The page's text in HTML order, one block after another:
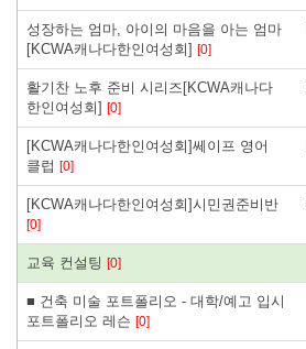
성장하는 엄마, 아이의 마음을 아는 엄마
[KCWA캐나다한인여성회] [0]
활기찬 노후 준비 시리즈[KCWA캐나다
한인여성회] [0]
[KCWA캐나다한인여성회]쎄이프 영어
클럽 [0]
[KCWA캐나다한인여성회]시민권준비반
[0]
교육 컨설팅 [0]
■ 건축 미술 포트폴리오 - 대학/예고 입시
포트폴리오 레슨 [0]